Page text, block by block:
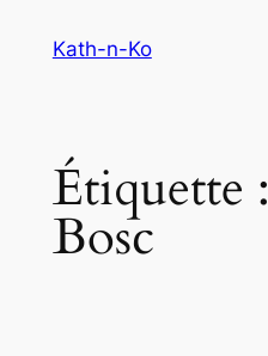
Kath-n-Ko
Étiquette :
Bosc